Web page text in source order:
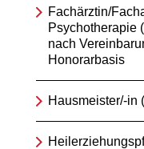
Fachärztin/
Psychotherapie
nach
Honorarbasis
Hausmeister/-in